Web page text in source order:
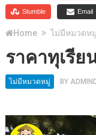
Stumble Email
Home ไม่มีหมวดหมู่
ราคาทุเรี
ไม่มีหมวดหมู่ BY